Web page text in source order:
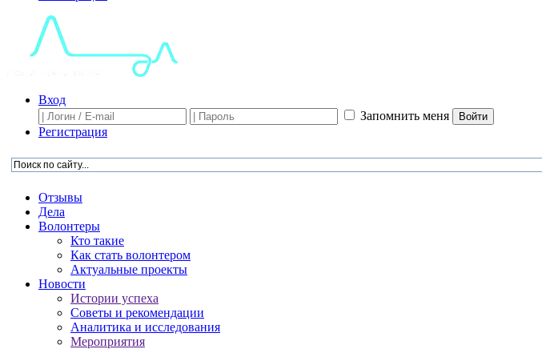
Вход
Запомнить меня
Войти
Регистрация
Отзывы
Дела
Волонтеры
Кто такие
Как стать волонтером
Актуальные проекты
Новости
Истории успеха
Советы и рекомендации
Аналитика и исследования
Мероприятия